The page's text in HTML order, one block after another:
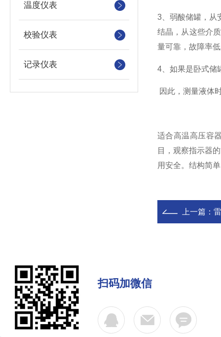
温度仪表
校验仪表
记录仪表
3、弱酸储罐，从
结晶，从这些介
量可靠，故障率
4、如果是卧式储
因此，测量液体
适合高温高压容
目，观察指示器
用安全。结构简
上一篇：
扫码加微信